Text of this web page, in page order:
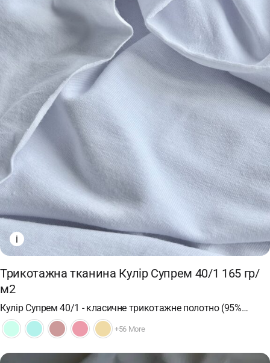
i
Трикотажна тканина Кулір Супрем 40/1 165 гр/
м2
Кулір Супрем 40/1 - класичне трикотажне полотно (95%…
+56 More